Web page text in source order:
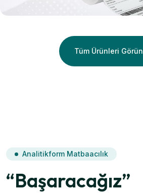
Termal RuloTüm Ürünleri Görün
Analitikform Matbaacılık
“Başaracağız”